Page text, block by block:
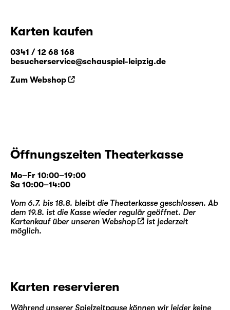
Karten kaufen
0341 / 12 68 168
besucherservice@schauspiel-leipzig.de
Zum Webshop
Öffnungszeiten Theaterkasse
Mo–Fr 10:00–19:00
Sa 10:00–14:00
Vom 6.7. bis 18.8. bleibt die Theaterkasse geschlossen. Ab
dem 19.8. ist die Kasse wieder regulär geöffnet. Der
Kartenkauf über unseren Webshop
ist jederzeit
möglich.
Karten reservieren
Während unserer Spielzeitpause können wir leider keine